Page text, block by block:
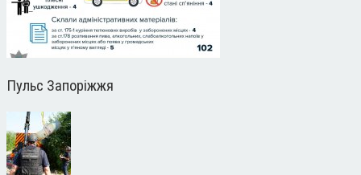
Пульс Запоріжжя